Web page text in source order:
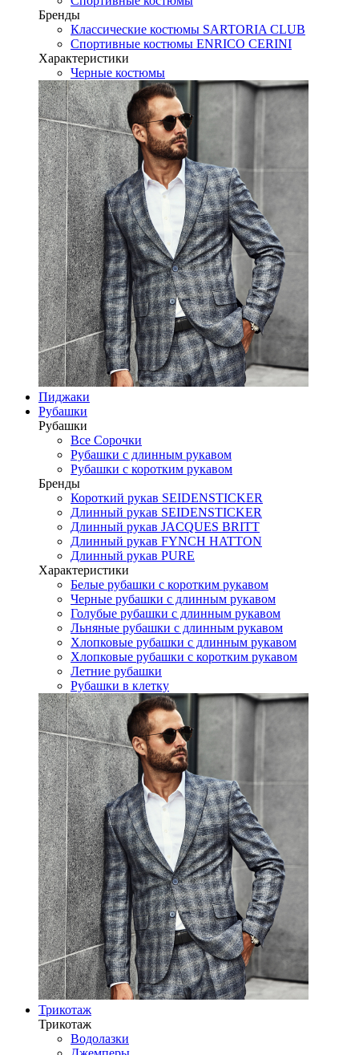
Бренды
Классические костюмы SARTORIA CLUB
Спортивные костюмы ENRICO CERINI
Характеристики
Черные костюмы
Пиджаки
Рубашки
Рубашки
Все Сорочки
Рубашки с длинным рукавом
Рубашки с коротким рукавом
Бренды
Короткий рукав SEIDENSTICKER
Длинный рукав SEIDENSTICKER
Длинный рукав JAСQUES BRITT
Длинный рукав FYNCH HATTON
Длинный рукав PURE
Характеристики
Белые рубашки с коротким рукавом
Черные рубашки с длинным рукавом
Голубые рубашки с длинным рукавом
Льняные рубашки с длинным рукавом
Хлопковые рубашки с длинным рукавом
Хлопковые рубашки с коротким рукавом
Летние рубашки
Рубашки в клетку
Трикотаж
Трикотаж
Водолазки